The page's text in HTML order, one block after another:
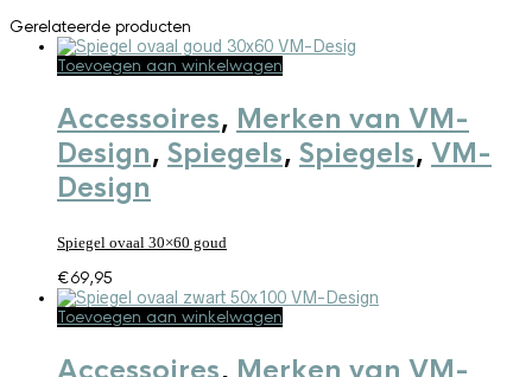
Gerelateerde producten
Toevoegen aan winkelwagen
Accessoires, Merken van VM-
Design, Spiegels, Spiegels, VM-
Design
Spiegel ovaal 30×60 goud
€69,95
Toevoegen aan winkelwagen